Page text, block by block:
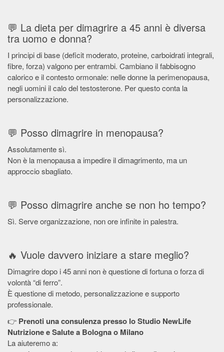
💬 La dieta per dimagrire a 45 anni è diversa
tra uomo e donna?
I principi di base (deficit moderato, proteine, carboidrati integrali,
fibre, forza) valgono per entrambi. Cambiano il fabbisogno
calorico e il contesto ormonale: nelle donne la perimenopausa,
negli uomini il calo del testosterone. Per questo conta la
personalizzazione.
💬 Posso dimagrire in menopausa?
Assolutamente sì.
Non è la menopausa a impedire il dimagrimento, ma un
approccio sbagliato.
💬 Posso dimagrire anche se non ho tempo?
Sì. Serve organizzazione, non ore infinite in palestra.
🔥 Vuole davvero iniziare a stare meglio?
Dimagrire dopo i 45 anni non è questione di fortuna o forza di
volontà “di ferro”.
È questione di metodo, personalizzazione e supporto
professionale.
👉 Prenoti una consulenza presso lo Studio NewLife
Nutrizione e Salute a Bologna o Milano
La aiuteremo a: